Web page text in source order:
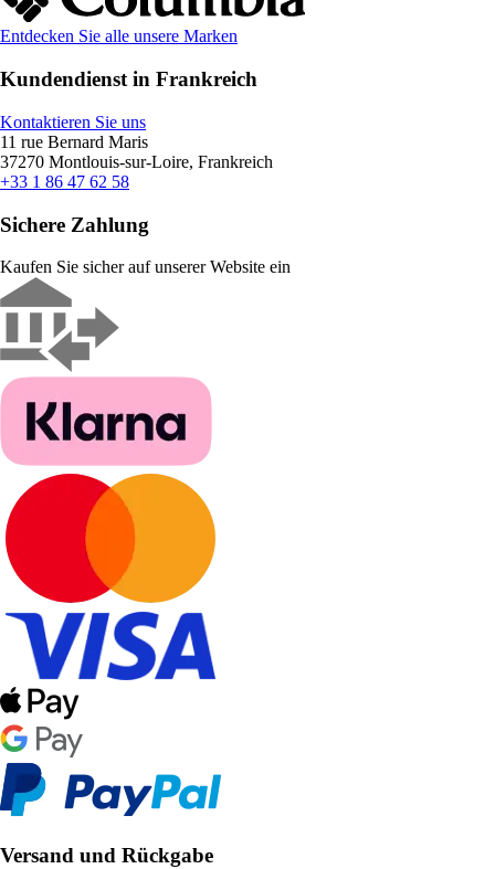
Entdecken Sie alle unsere Marken
Kundendienst in Frankreich
Kontaktieren Sie uns
11 rue Bernard Maris
37270 Montlouis-sur-Loire, Frankreich
+33 1 86 47 62 58
Sichere Zahlung
Kaufen Sie sicher auf unserer Website ein
Versand und Rückgabe